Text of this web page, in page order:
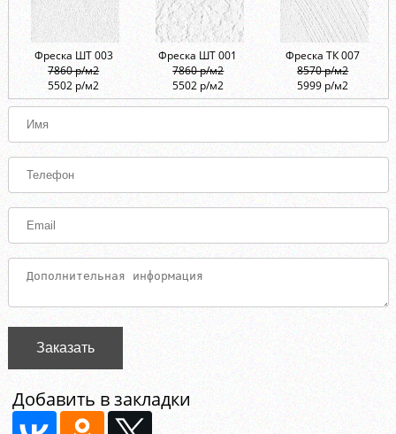
Фреска ШТ 003
7860 р/м2
5502 р/м2
Фреска ШТ 001
7860 р/м2
5502 р/м2
Фреска ТК 007
8570 р/м2
5999 р/м2
Заказать
Добавить в закладки